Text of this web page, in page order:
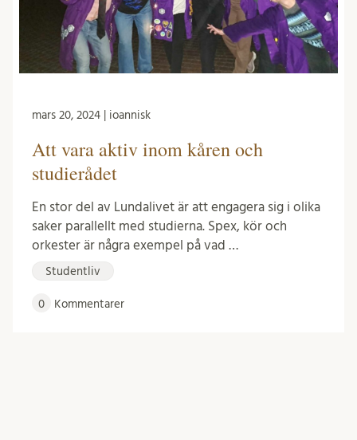
mars 20, 2024 | ioannisk
Att vara aktiv inom kåren och
studierådet
En stor del av Lundalivet är att engagera sig i olika
saker parallellt med studierna. Spex, kör och
orkester är några exempel på vad …
Studentliv
0 Kommentarer